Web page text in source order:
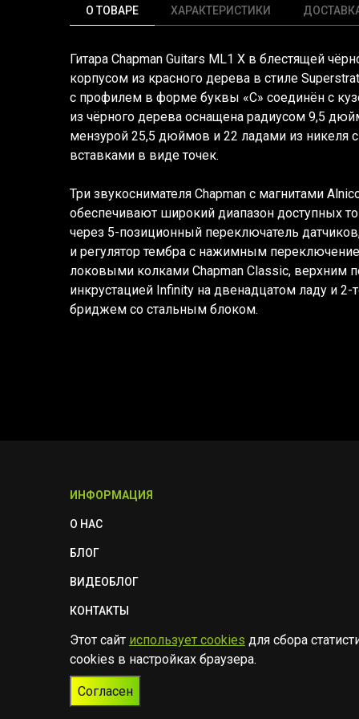
О ТОВАРЕ ХАРАКТЕРИСТИКИ
Гитара Chapman Guitars ML1 X в блестящей
корпусом из красного дерева в стиле
с профилем в форме буквы «С» соединён с
из чёрного дерева оснащена радиусом 9,5
мензурой 25,5 дюймов и 22 ладами из никеля
вставками в виде точек.
Три звукоснимателя Chapman с магнитами
обеспечивают широкий диапазон доступных
через 5-позиционный переключатель
и регулятор тембра с нажимным
локовыми колками Chapman Classic, верхним
инкрустацией Infinity на двенадцатом ладу и
бриджем со стальным блоком.
ИНФОРМАЦИЯ
О НАС
БЛОГ
ВИДЕОБЛОГ
КОНТАКТЫ
ПОЛИТИКА БЕЗОПАСНОСТИ
© Музыкальный магазин Muzik Room, 2023-2026
Этот сайт использует cookies для сбора
cookies в настройках браузера.
Согласен